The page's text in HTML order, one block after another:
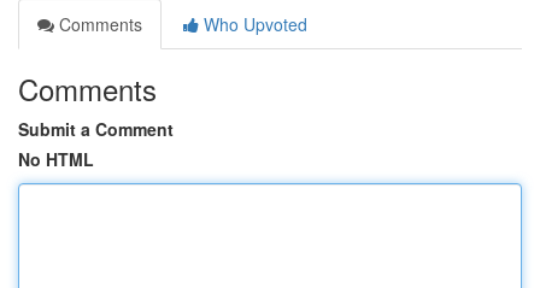
Comments
Who Upvoted
Comments
Submit a Comment
No HTML